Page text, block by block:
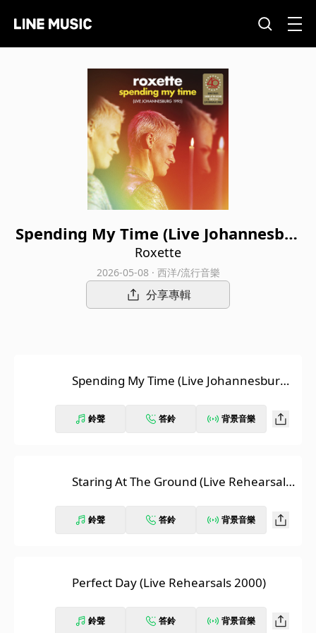
Spending My Time (Live Johannesbur
g 1995)
Roxette
2026-05-08 · 西洋/流行音樂
分享專輯
Spending My Time (Live Johannesburg
鈴聲 答鈴 背景音樂
Staring At The Ground (Live Rehearsals
鈴聲 答鈴 背景音樂
Perfect Day (Live Rehearsals 2000)
鈴聲 答鈴 背景音樂